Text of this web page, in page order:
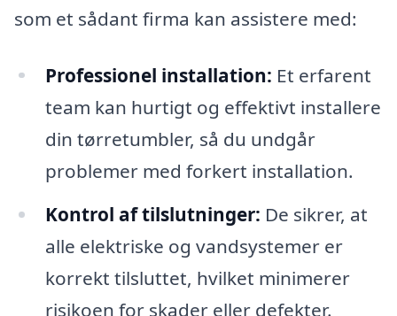
som et sådant firma kan assistere med:
Professionel installation: Et erfarent
team kan hurtigt og effektivt installere
din tørretumbler, så du undgår
problemer med forkert installation.
Kontrol af tilslutninger: De sikrer, at
alle elektriske og vandsystemer er
korrekt tilsluttet, hvilket minimerer
risikoen for skader eller defekter.